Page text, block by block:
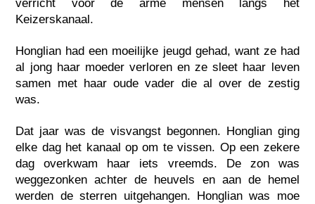
verricht voor de arme mensen langs het
Keizerskanaal.
Honglian had een moeilijke jeugd gehad, want ze had
al jong haar moeder verloren en ze sleet haar leven
samen met haar oude vader die al over de zestig
was.
Dat jaar was de visvangst begonnen. Honglian ging
elke dag het kanaal op om te vissen. Op een zekere
dag overkwam haar iets vreemds. De zon was
weggezonken achter de heuvels en aan de hemel
werden de sterren uitgehangen. Honglian was moe